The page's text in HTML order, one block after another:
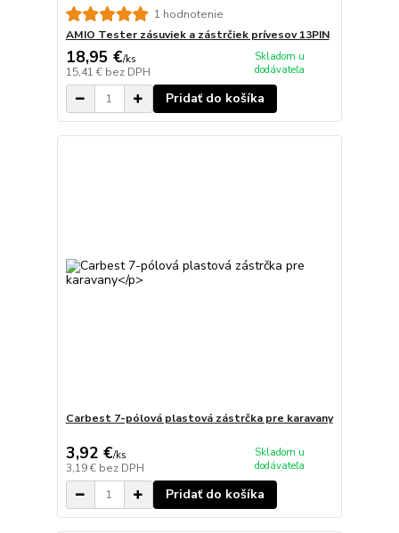
1 hodnotenie
AMIO Tester zásuviek a zástrčiek prívesov 13PIN
18,95 €/ks
15,41 € bez DPH
Skladom u
dodávateľa
Pridať do košíka
Carbest 7-pólová plastová zástrčka pre karavany
3,92 €/ks
3,19 € bez DPH
Skladom u
dodávateľa
Pridať do košíka